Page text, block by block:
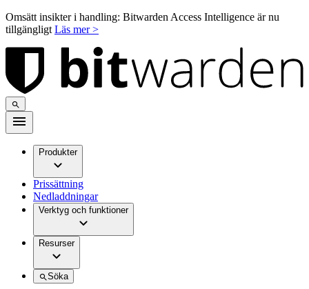
Omsätt insikter i handling: Bitwarden Access Intelligence är nu
tillgängligt Läs mer >
Produkter
Prissättning
Nedladdningar
Verktyg och funktioner
Resurser
Söka